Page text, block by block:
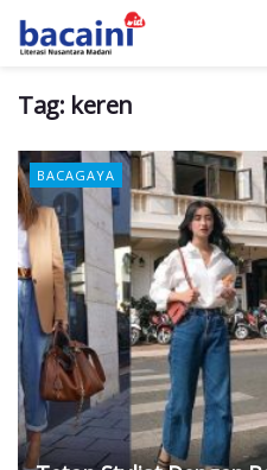
Tag: keren
BACAGAYA